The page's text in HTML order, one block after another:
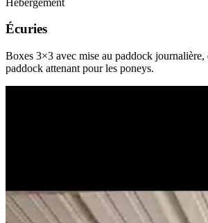
Écuries
Boxes 3×3 avec mise au paddock
paddock attenant pour les poneys.